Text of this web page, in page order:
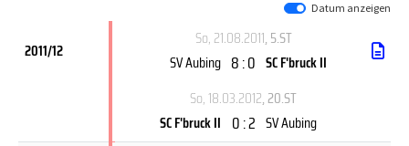
Datum anzeigen
2011/12
So, 21.08.2011, 5.ST
SV Aubing 8 : 0 SC F'bruck II
So, 18.03.2012, 20.ST
SC F'bruck II 0 : 2 SV Aubing